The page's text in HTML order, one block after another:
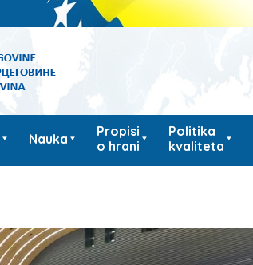
Nauka
Propisi
o hrani
Politika
kvaliteta